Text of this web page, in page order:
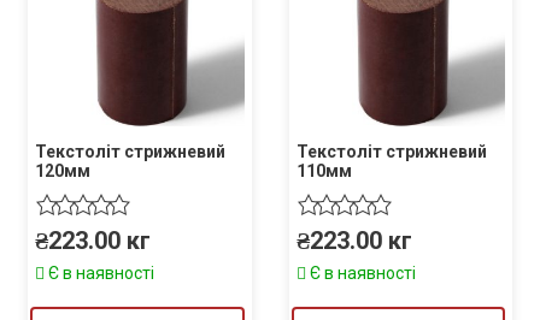
Текстоліт стрижневий
120мм
₴223.00 кг
Є в наявності
Текстоліт стрижневий
110мм
₴223.00 кг
Є в наявності